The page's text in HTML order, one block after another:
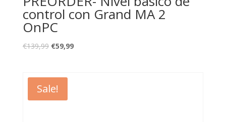
control con Grand MA 2
OnPC
€139,99 €59,99
Sale!